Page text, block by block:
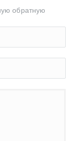
обратную